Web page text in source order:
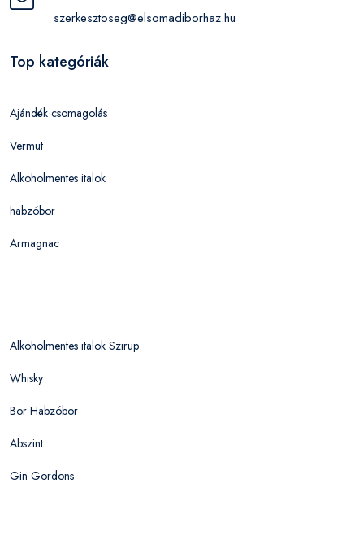
szerkesztoseg@elsomadiborhaz.hu
Top kategóriák
Ajándék csomagolás
Vermut
Alkoholmentes italok
habzóbor
Armagnac
Alkoholmentes italok Szirup
Whisky
Bor Habzóbor
Abszint
Gin Gordons